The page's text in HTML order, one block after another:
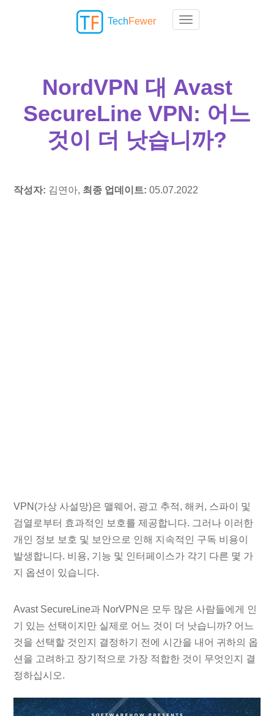
Toggle navigation
TechFewer
NordVPN 대 Avast
SecureLine VPN: 어느
것이 더 낫습니까?
작성자: 김연아, 최종 업데이트: 05.07.2022
VPN(가상 사설망)은 맬웨어, 광고 추적, 해커, 스파이 및
검열로부터 효과적인 보호를 제공합니다. 그러나 이러한
개인 정보 보호 및 보안으로 인해 지속적인 구독 비용이
발생합니다. 비용, 기능 및 인터페이스가 각기 다른 몇 가
지 옵션이 있습니다.
Avast SecureLine과 NorVPN은 모두 많은 사람들에게 인
기 있는 선택이지만 실제로 어느 것이 더 낫습니까? 어느
것을 선택할 것인지 결정하기 전에 시간을 내어 귀하의 옵
션을 고려하고 장기적으로 가장 적합한 것이 무엇인지 결
정하십시오.